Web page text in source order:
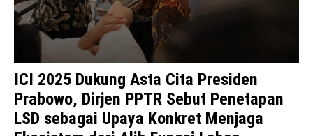
ICI 2025 Dukung Asta Cita Presiden
Prabowo, Dirjen PPTR Sebut Penetapan
LSD sebagai Upaya Konkret Menjaga